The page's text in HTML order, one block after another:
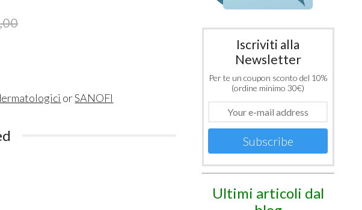
orSANOFI
Iscriviti alla
Newsletter
Per te un coupon sconto del 10%
(ordine minimo 30€)
Subscribe
Ultimi articoli dal